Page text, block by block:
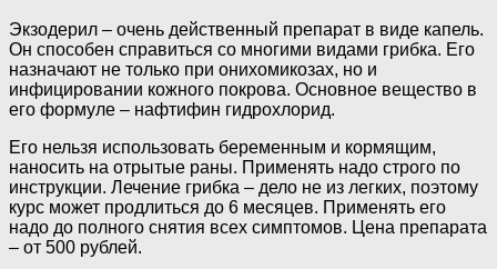
Экзодерил – очень действенный препарат в виде капель.
Он способен справиться со многими видами грибка. Его
назначают не только при онихомикозах, но и
инфицировании кожного покрова. Основное вещество в
его формуле – нафтифин гидрохлорид.
Его нельзя использовать беременным и кормящим,
наносить на отрытые раны. Применять надо строго по
инструкции. Лечение грибка – дело не из легких, поэтому
курс может продлиться до 6 месяцев. Применять его
надо до полного снятия всех симптомов. Цена препарата
– от 500 рублей.